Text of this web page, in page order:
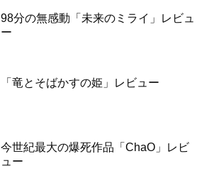
98分の無感動「未来のミライ」レビュ
ー
「竜とそばかすの姫」レビュー
今世紀最大の爆死作品「ChaO」レビ
ュー